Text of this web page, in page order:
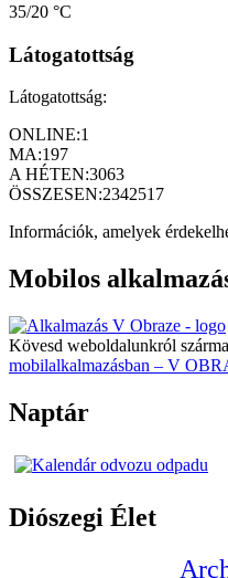
35/20 °C
Látogatottság
Látogatottság:
ONLINE:1
MA:197
A HÉTEN:3063
ÖSSZESEN:2342517
Információk, amelyek
Mobilos
Kövesd weboldalunkról
mobilalkalmazásban – V
Naptár
Diószegi Élet